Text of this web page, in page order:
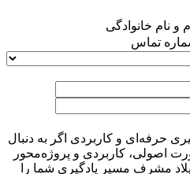
و نام خانوادگی
تماس
حرفه‌ای و کاربردی اگر به دنبال
اصولی، کاربردی و پروژه‌محور
مشرف مسیر یادگیری شما را